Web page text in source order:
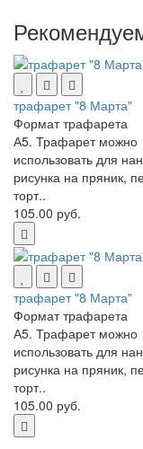
трафарет "8 Марта"
Формат трафарета
А5. Трафарет можно
использовать для
рисунка на пряник,
торт..
105.00 руб.
трафарет "8 Марта"
Формат трафарета
А5. Трафарет можно
использовать для
рисунка на пряник,
торт..
105.00 руб.